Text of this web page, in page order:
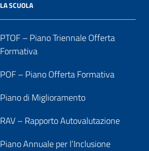
LA SCUOLA
PTOF – Piano Triennale Offerta
Formativa
POF – Piano Offerta Formativa
Piano di Miglioramento
RAV – Rapporto Autovalutazione
Piano Annuale per l’Inclusione